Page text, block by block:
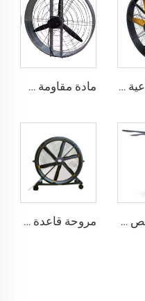
مرواح صناعية مثبتة على الحائط بسرعة عالية جودة عالية مع محرك 220 فولت لمصانع المستشفيات والمطاعم والمزارع والفنادق مادة مقاومة طويلة الأمد بسعر مصنع عالي الجودة 950 مم مروحة تهوية جدارية دائرية لمزرعة الأبقار
إنتاج مخصص بمروحة عملاقة ذات حجم كبير وسرعة منخفضة قطرها 16 قدم (5 أمتار) ومزودة بمحرك PMSM مروحة قاعدة بقطر 80 بوصة، قابلة للحركة، هادئة، ارتفاع 2000 ملم، مناسبة للاستخدام في المنازل والمرافق الصناعية والمطاعم، تعمل بجهدين 220 فولت/380 فولت، مصنوعة من الألمنيوم